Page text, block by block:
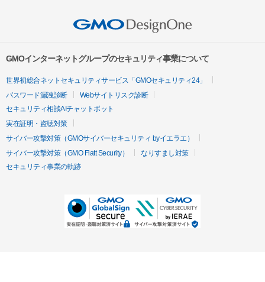
GMOインターネットグループのセキュリティ事業について
世界初総合ネットセキュリティサービス「GMOセキュリティ24」
パスワード漏洩診断
Webサイトリスク診断
セキュリティ相談AIチャットボット
実在証明・盗聴対策
サイバー攻撃対策（GMOサイバーセキュリティ byイエラエ）
サイバー攻撃対策（GMO Flatt Security）
なりすまし対策
セキュリティ事業の軌跡